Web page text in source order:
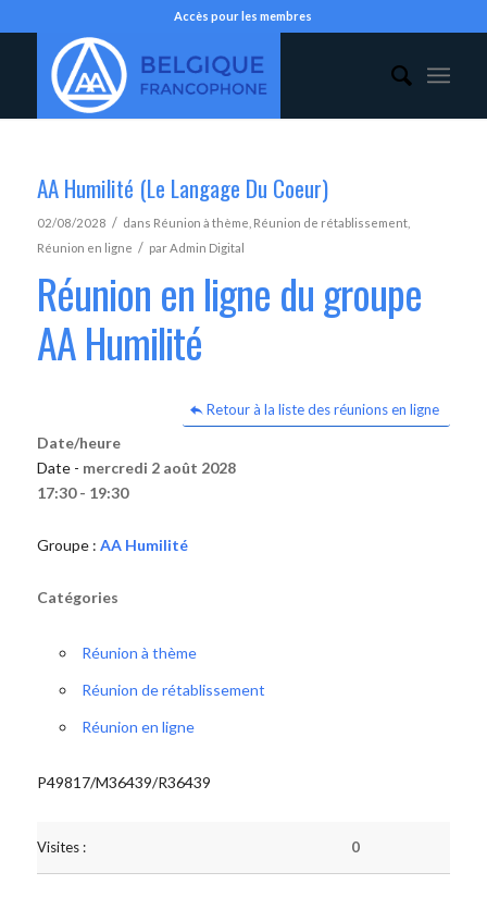
Accès pour les membres
AA Humilité (Le Langage Du Coeur)
02/08/2028 / dans Réunion à thème Réunion de rétablissement,
Réunion en ligne / parAdmin Digital
Réunion en ligne du groupe
AA Humilité
Retour à la liste des réunions en ligne
Date/heure
Date - mercredi 2 août 2028
17:30 - 19:30
Groupe : AA Humilité
Catégories
Réunion à thème
Réunion de rétablissement
Réunion en ligne
P49817/M36439/R36439
Visites : 0